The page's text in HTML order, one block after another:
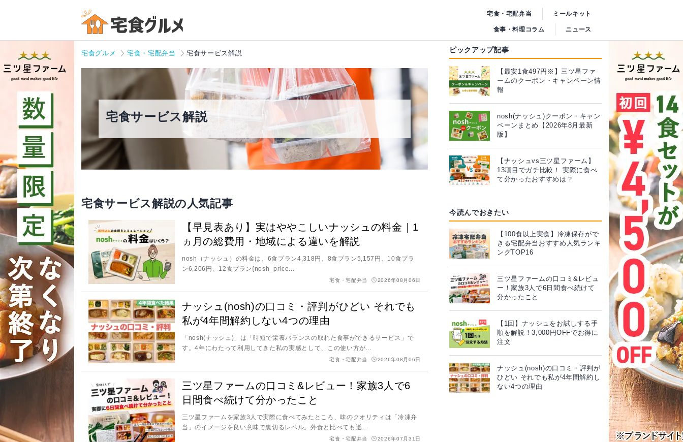
宅食・宅配弁当 ミールキット
食事・料理コラム ニュース
宅食グルメ 宅食・宅配弁当 宅食サービス解説
宅食サービス解説
宅食サービス解説の人気記事
【早見表あり】実はややこしいナッシュの料金｜1
ヵ月の総費用・地域による違いを解説
nosh（ナッシュ）の料金は、6食プラン4,318円、8食プラン5,157円、10食プラ
ン6,206円、12食プラン{nosh_price...
宅食・宅配弁当 2026年08月06日
ナッシュ(nosh)の口コミ・評判がひどい それでも
私が4年間解約しない4つの理由
「nosh(ナッシュ)」は「時短で栄養バランスの取れた食事ができるサービス」で
す。4年にわたって利用してきた私の実感として、この使い方が...
宅食・宅配弁当 2026年08月06日
三ツ星ファームの口コミ&レビュー！家族3人で6
日間食べ続けて分かったこと
三ツ星ファームを家族3人で実際に食べてみたところ、味のクオリティは「冷凍弁
当」のイメージを良い意味で裏切るレベル。外食と比べても遜...
宅食・宅配弁当 2026年07月31日
ピックアップ記事
【最安1食497円※】三ツ星ファ
ームのクーポン・キャンペーン情
報
nosh(ナッシュ)クーポン・キャン
ペーンまとめ【2026年8月最新
版】
【ナッシュvs三ツ星ファーム】
13項目でガチ比較！ 実際に食べ
て分かったおすすめは？
今読んでおきたい
【100食以上実食】冷凍保存がで
きる宅配弁当おすすめ人気ランキ
ングTOP16
三ツ星ファームの口コミ&レビュ
ー！家族3人で6日間食べ続けて
分かったこと
【1回】ナッシュをお試しする手
順を解説！3,000円OFFでお得に
注文
ナッシュ(nosh)の口コミ・評判が
ひどい それでも私が4年間解約し
ない4つの理由